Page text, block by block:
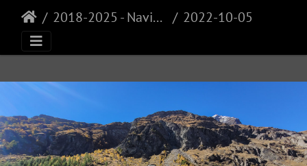
2018-2025 - Navisence